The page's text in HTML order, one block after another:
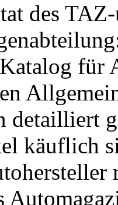
des TAZ-
für
detailliert
käuflich